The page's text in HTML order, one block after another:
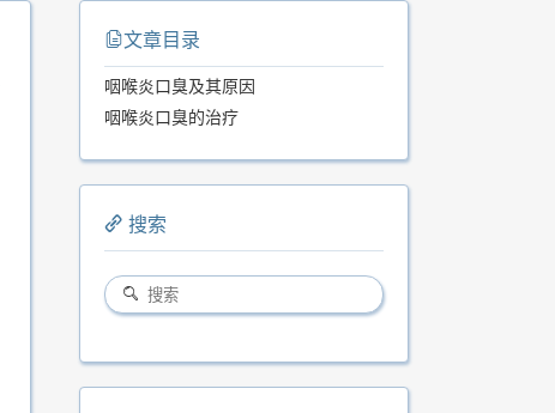
文章目录
咽喉炎口臭及其原因
咽喉炎口臭的治疗
搜索